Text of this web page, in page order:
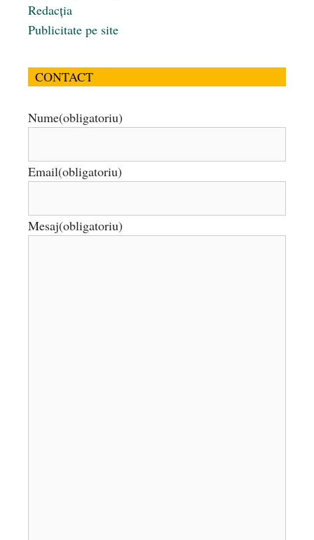
Redacția
Publicitate pe site
CONTACT
Nume(obligatoriu)
Email(obligatoriu)
Mesaj(obligatoriu)